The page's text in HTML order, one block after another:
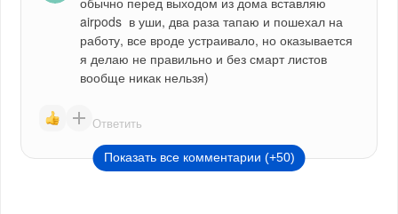
airpods  в уши, два раза тапаю и пошехал на
работу, все вроде устраивало, но оказывается
я делаю не правильно и без смарт листов
вообще никак нельзя)
Ответить
Показать все комментарии (+50)